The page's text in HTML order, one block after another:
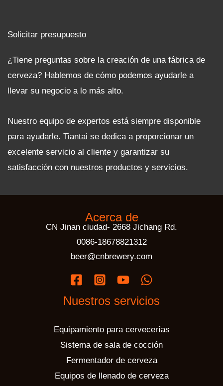
Solicitar presupuesto
¿Tiene preguntas sobre la creación de una fábrica de
cerveza? Hablemos de cómo podemos ayudarle a
llevar su negocio a lo más alto.
Nuestro equipo de expertos está siempre disponible
para ayudarle. Tiantai se dedica a proporcionar un
excelente servicio al cliente y garantizar su
satisfacción con nuestros productos y servicios.
Acerca de
CN Jinan ciudad- 2668 Jichang Rd.
0086-18678821312
beer@cnbrewery.com
Nuestros servicios
Equipamiento para cervecerías
Sistema de sala de cocción
Fermentador de cerveza
Equipos de llenado de cerveza